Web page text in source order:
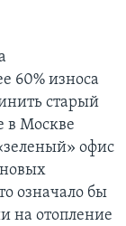
60% износа
старый
в Москве
офис
означало бы
на отопление